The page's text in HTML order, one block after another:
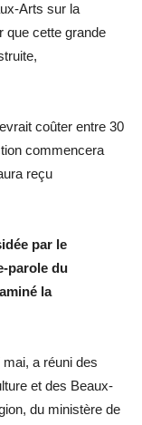
Arts sur la
que cette grande
coûter entre 30
commencera
reçu
par le
parole du
la
mai, a réuni des
et des Beaux-
du ministère de